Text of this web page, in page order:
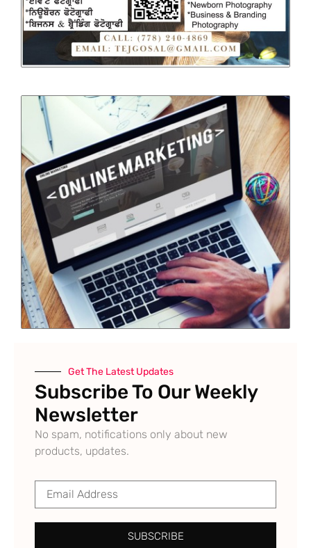
Get The Latest Updates
Subscribe To Our Weekly
Newsletter
No spam, notifications only about new
products, updates.
SUBSCRIBE